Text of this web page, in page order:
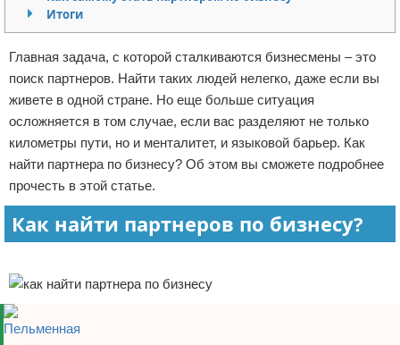
Начало бизнеса
Обзоры услуг
Самосовершенствование
Деловое общение
Менеджмент
Отказ от ответственности
Итоги
Главная задача, с которой сталкиваются бизнесмены – это
поиск партнеров. Найти таких людей нелегко, даже если вы
живете в одной стране. Но еще больше ситуация
осложняется в том случае, если вас разделяют не только
километры пути, но и менталитет, и языковой барьер. Как
найти партнера по бизнесу? Об этом вы сможете подробнее
прочесть в этой статье.
Как найти партнеров по бизнесу?